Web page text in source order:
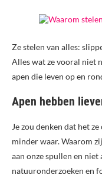
Ze stelen van alles:
Alles wat ze vooral niet
apen die leven op en
Apen hebben
Je zou denken dat het
minder waar. Waarom
aan onze spullen en niet
natuuronderzoeken en